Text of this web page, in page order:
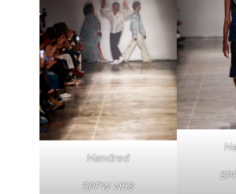
Handred
SPFW N58